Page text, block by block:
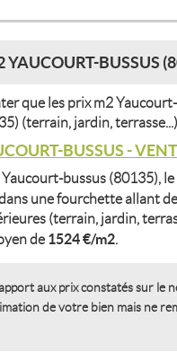
YAUCOURT-BUSSUS
que les prix m2
(terrain, jardin,
BUSSUS -
bussus (80135),
une fourchette allant
(terrain, jardin,
de 1524 €/m2.
aux prix constatés sur
de votre bien mais ne